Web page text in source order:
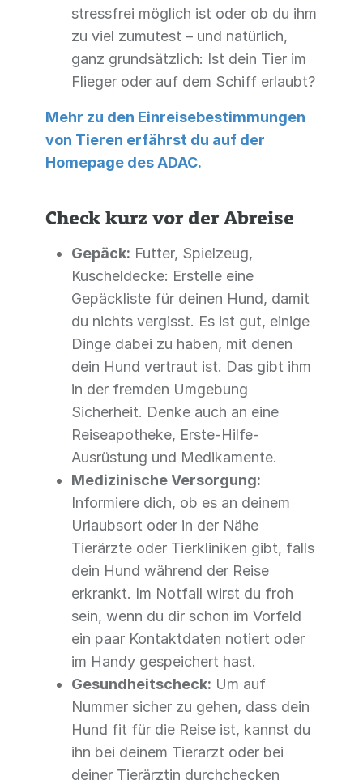
stressfrei möglich ist oder ob du ihm
zu viel zumutest – und natürlich,
ganz grundsätzlich: Ist dein Tier im
Flieger oder auf dem Schiff erlaubt?
Mehr zu den Einreisebestimmungen
von Tieren erfährst du auf der
Homepage des ADAC.
Check kurz vor der Abreise
Gepäck: Futter, Spielzeug,
Kuscheldecke: Erstelle eine
Gepäckliste für deinen Hund, damit
du nichts vergisst. Es ist gut, einige
Dinge dabei zu haben, mit denen
dein Hund vertraut ist. Das gibt ihm
in der fremden Umgebung
Sicherheit. Denke auch an eine
Reiseapotheke, Erste-Hilfe-
Ausrüstung und Medikamente.
Medizinische Versorgung:
Informiere dich, ob es an deinem
Urlaubsort oder in der Nähe
Tierärzte oder Tierkliniken gibt, falls
dein Hund während der Reise
erkrankt. Im Notfall wirst du froh
sein, wenn du dir schon im Vorfeld
ein paar Kontaktdaten notiert oder
im Handy gespeichert hast.
Gesundheitscheck: Um auf
Nummer sicher zu gehen, dass dein
Hund fit für die Reise ist, kannst du
ihn bei deinem Tierarzt oder bei
deiner Tierärztin durchchecken